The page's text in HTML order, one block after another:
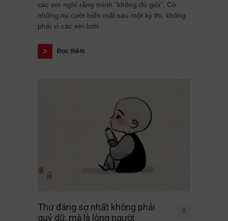
các em nghĩ rằng mình “không đủ giỏi”. Có
những nụ cười biến mất sau một kỳ thi, không
phải vì các em lười
Đọc thêm
Thứ đáng sợ nhất không phải
quỷ dữ, mà là lòng người
0